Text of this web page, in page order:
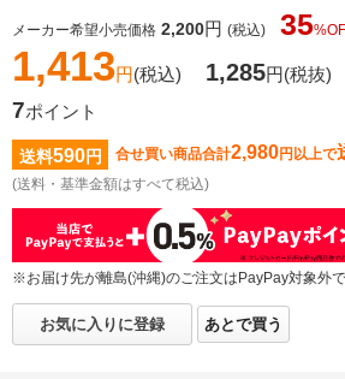
メーカー希望小売価格 2,200円 (税込) 35
1,413円(税込) 1,285円(税抜)
7ポイント
送料590円 合せ買い商品合計2,980円以上で
(送料・基準金額はすべて税込)
※お届け先が離島(沖縄)のご注文はPayPay対象外
お気に入りに登録 あとで買う